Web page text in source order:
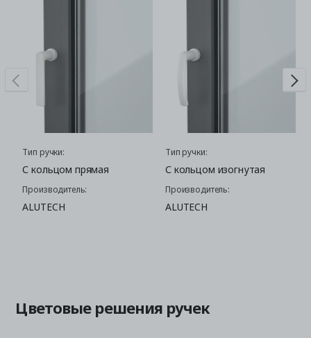
Тип ручки:
С кольцом прямая
Производитель:
ALUTECH
Тип ручки:
С кольцом изогнутая
Производитель:
ALUTECH
Цветовые решения ручек